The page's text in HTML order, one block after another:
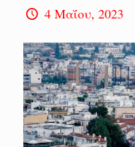
4 Μαΐου, 2023